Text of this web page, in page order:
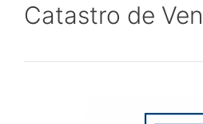
Catastro de